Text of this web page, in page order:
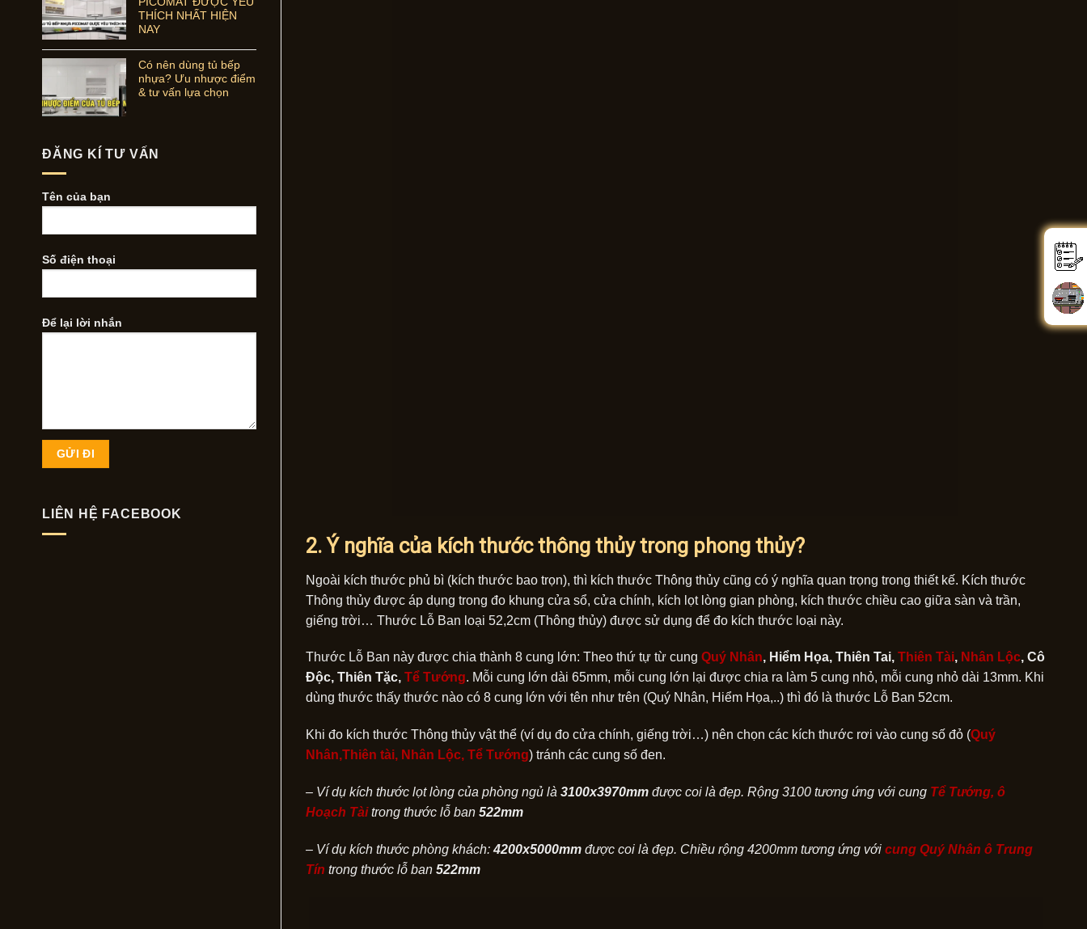
THÍCH NHẤT HIỆN
NAY
Có nên dùng tủ bếp
nhựa? Ưu nhược điểm
& tư vấn lựa chọn
ĐĂNG KÍ TƯ VẤN
Tên của bạn
Số điện thoại
Để lại lời nhắn
LIÊN HỆ FACEBOOK
2. Ý nghĩa của kích thước thông thủy trong phong thủy?
Ngoài kích thước phủ bì (kích thước bao trọn), thì kích thước Thông thủy cũng có ý nghĩa quan trọng trong thiết kế. Kích thước
Thông thủy được áp dụng trong đo khung cửa sổ, cửa chính, kích lọt lòng gian phòng, kích thước chiều cao giữa sàn và trần,
giếng trời… Thước Lỗ Ban loại 52,2cm (Thông thủy) được sử dụng để đo kích thước loại này.
Thước Lỗ Ban này được chia thành 8 cung lớn: Theo thứ tự từ cung Quý Nhân, Hiểm Họa, Thiên Tai, Thiên Tài, Nhân Lộc, Cô
Độc, Thiên Tặc, Tể Tướng. Mỗi cung lớn dài 65mm, mỗi cung lớn lại được chia ra làm 5 cung nhỏ, mỗi cung nhỏ dài 13mm. Khi
dùng thước thấy thước nào có 8 cung lớn với tên như trên (Quý Nhân, Hiểm Họa,..) thì đó là thước Lỗ Ban 52cm.
Khi đo kích thước Thông thủy vật thể (ví dụ đo cửa chính, giếng trời…) nên chọn các kích thước rơi vào cung số đỏ (Quý
Nhân,Thiên tài, Nhân Lộc, Tể Tướng) tránh các cung số đen.
– Ví dụ kích thước lọt lòng của phòng ngủ là 3100x3970mm được coi là đẹp. Rộng 3100 tương ứng với cung Tể Tướng, ô
Hoạch Tàitrong thước lỗ ban 522mm
– Ví dụ kích thước phòng khách:4200x5000mm được coi là đẹp. Chiều rộng 4200mm tương ứng với cung Quý Nhân ô Trung
Tín trong thước lỗ ban 522mm